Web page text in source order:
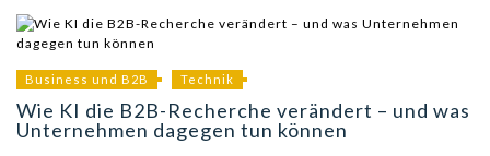
Business und B2B Technik
Wie KI die B2B-Recherche verändert – und was
Unternehmen dagegen tun können